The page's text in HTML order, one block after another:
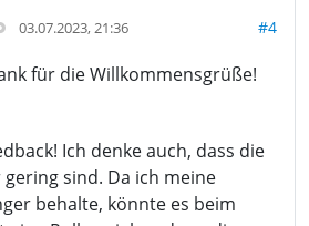
03.07.2023, 21:36 #4
für die Willkommensgrüße!
Ich denke auch, dass die
sind. Da ich meine
behalte, könnte es beim